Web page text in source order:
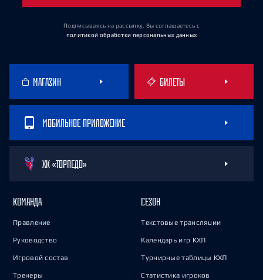
Подписываясь на рассылку, Вы соглашаетесь с
политикой обработки персональных данных
МАГАЗИН БИЛЕТЫ
МОБИЛЬНОЕ ПРИЛОЖЕНИЕ
ХК «ТОРПЕДО»
КОМАНДА
Правление
Руководство
Игровой состав
Тренеры
СЕЗОН
Текстовые трансляции
Календарь игр КХЛ
Турнирные таблицы КХЛ
Статистика игроков